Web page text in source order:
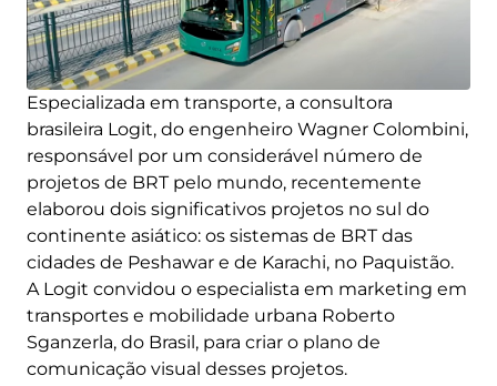
Especializada em transporte, a consultora
brasileira Logit, do engenheiro Wagner Colombini,
responsável por um considerável número de
projetos de BRT pelo mundo, recentemente
elaborou dois significativos projetos no sul do
continente asiático: os sistemas de BRT das
cidades de Peshawar e de Karachi, no Paquistão.
A Logit convidou o especialista em marketing em
transportes e mobilidade urbana Roberto
Sganzerla, do Brasil, para criar o plano de
comunicação visual desses projetos.